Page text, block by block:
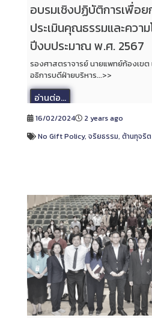
อบรมเชิงปฏิบัติการเพื่อย
ประเมินคุณธรรมและความ
ปีงบประมาณ พ.ศ. 2567
รองศาสตราจารย์ นายแพทย์ก้องเข
อธิการบดีฝ่ายบริหาร...>>
อ่านต่อ...
16/02/2024
2 years ago
No Gift Policy, จริยธรรม, ต้านทุจริต